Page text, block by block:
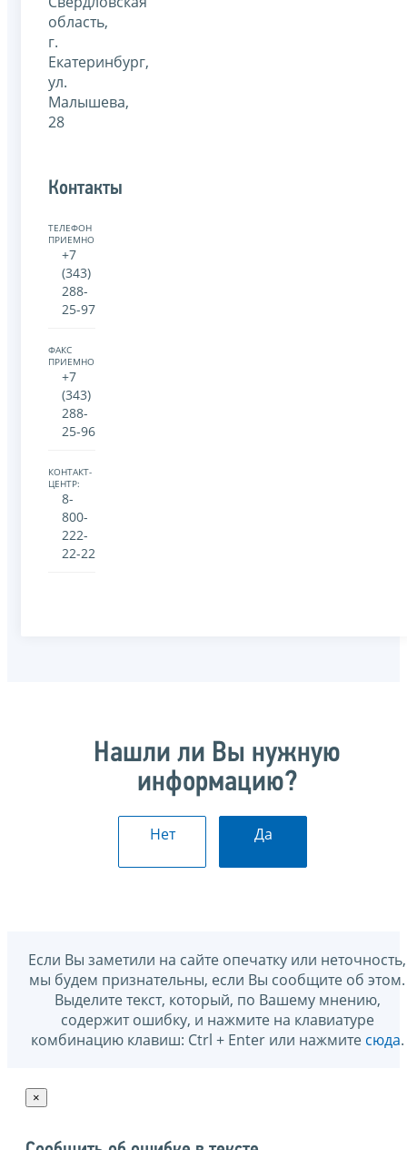
область,
г.
Екатеринбург,
ул.
Малышева,
28
Контакты
ТЕЛЕФОН
ПРИЕМНОЙ:
+7
(343)
288-
25-97
ФАКС
ПРИЕМНОЙ:
+7
(343)
288-
25-96
КОНТАКТ-
ЦЕНТР:
8-
800-
222-
22-22
Нашли ли Вы нужную
информацию?
Нет Да
Если Вы заметили на сайте опечатку или неточность,
мы будем признательны, если Вы сообщите об этом.
Выделите текст, который, по Вашему мнению,
содержит ошибку, и нажмите на клавиатуре
комбинацию клавиш: Ctrl + Enter или нажмите сюда.
×